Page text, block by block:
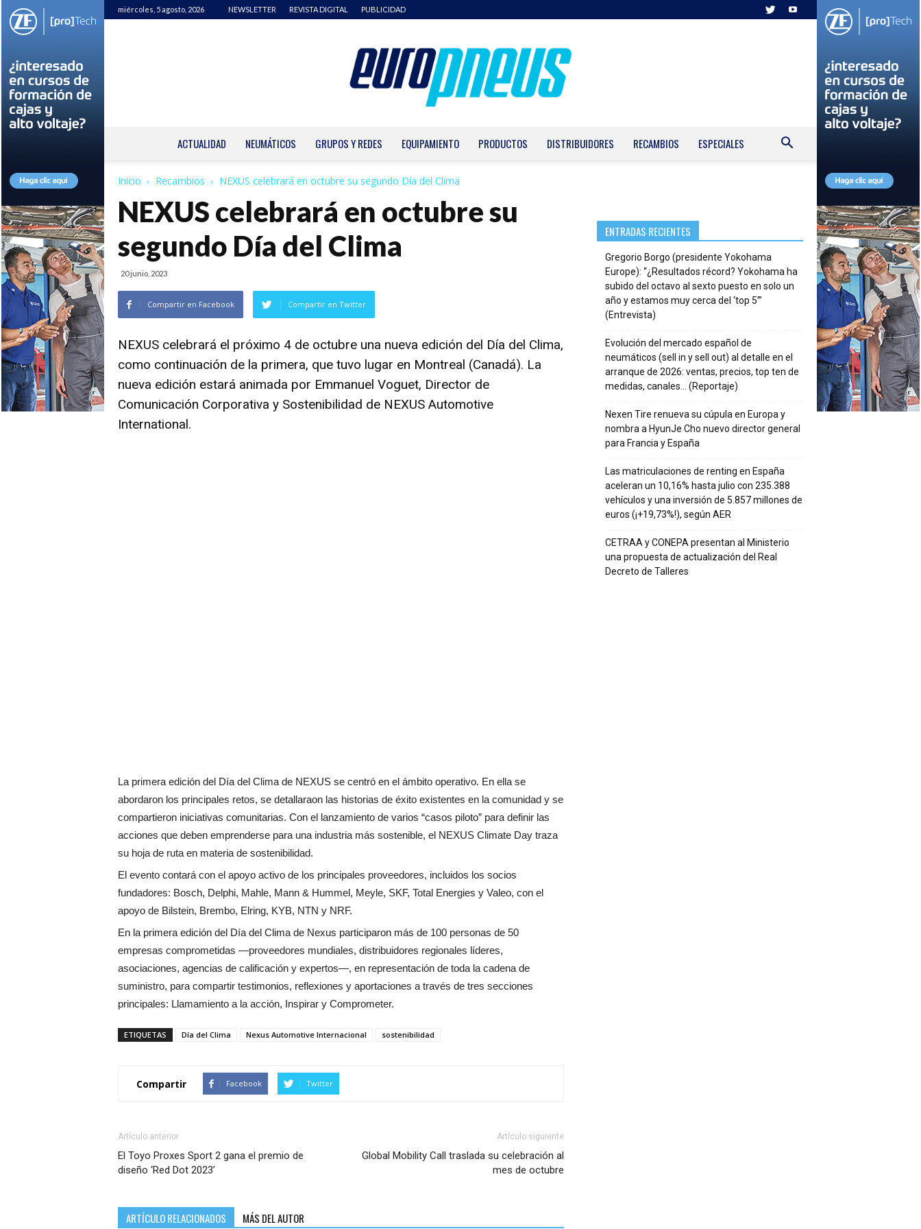
miércoles, 5 agosto, 2026 NEWSLETTER REVISTA DIGITAL PUBLICIDAD
ACTUALIDAD NEUMÁTICOS GRUPOS Y REDES EQUIPAMIENTO PRODUCTOS DISTRIBUIDORES RECAMBIOS ESPECIALES
Inicio Recambios NEXUS celebrará en octubre su segundo Día del Clima
NEXUS celebrará en octubre su
segundo Día del Clima
20 junio, 2023
Compartir en Facebook Compartir en Twitter
NEXUS celebrará el próximo 4 de octubre una nueva edición del Día del Clima,
como continuación de la primera, que tuvo lugar en Montreal (Canadá). La
nueva edición estará animada por Emmanuel Voguet, Director de
Comunicación Corporativa y Sostenibilidad de NEXUS Automotive
International.
La primera edición del Día del Clima de NEXUS se centró en el ámbito operativo. En ella se
abordaron los principales retos, se detallaraon las historias de éxito existentes en la comunidad y se
compartieron iniciativas comunitarias. Con el lanzamiento de varios “casos piloto” para definir las
acciones que deben emprenderse para una industria más sostenible, el NEXUS Climate Day traza
su hoja de ruta en materia de sostenibilidad.
El evento contará con el apoyo activo de los principales proveedores, incluidos los socios
fundadores: Bosch, Delphi, Mahle, Mann & Hummel, Meyle, SKF, Total Energies y Valeo, con el
apoyo de Bilstein, Brembo, Elring, KYB, NTN y NRF.
En la primera edición del Día del Clima de Nexus participaron más de 100 personas de 50
empresas comprometidas —proveedores mundiales, distribuidores regionales líderes,
asociaciones, agencias de calificación y expertos—, en representación de toda la cadena de
suministro, para compartir testimonios, reflexiones y aportaciones a través de tres secciones
principales: Llamamiento a la acción, Inspirar y Comprometer.
ETIQUETAS Día del Clima Nexus Automotive Internacional sostenibilidad
Compartir Facebook Twitter
Artículo anterior
El Toyo Proxes Sport 2 gana el premio de
diseño ‘Red Dot 2023’
Artículo siguiente
Global Mobility Call traslada su celebración al
mes de octubre
ARTÍCULO RELACIONADOS MÁS DEL AUTOR
ENTRADAS RECIENTES
Gregorio Borgo (presidente Yokohama
Europe): “¿Resultados récord? Yokohama ha
subido del octavo al sexto puesto en solo un
año y estamos muy cerca del ‘top 5’”
(Entrevista)
Evolución del mercado español de
neumáticos (sell in y sell out) al detalle en el
arranque de 2026: ventas, precios, top ten de
medidas, canales… (Reportaje)
Nexen Tire renueva su cúpula en Europa y
nombra a HyunJe Cho nuevo director general
para Francia y España
Las matriculaciones de renting en España
aceleran un 10,16% hasta julio con 235.388
vehículos y una inversión de 5.857 millones de
euros (¡+19,73%!), según AER
CETRAA y CONEPA presentan al Ministerio
una propuesta de actualización del Real
Decreto de Talleres